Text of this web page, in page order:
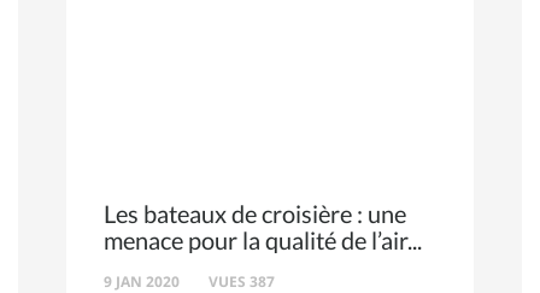
Les bateaux de croisière : une
menace pour la qualité de l’air
9 JAN 2020 VUES 387